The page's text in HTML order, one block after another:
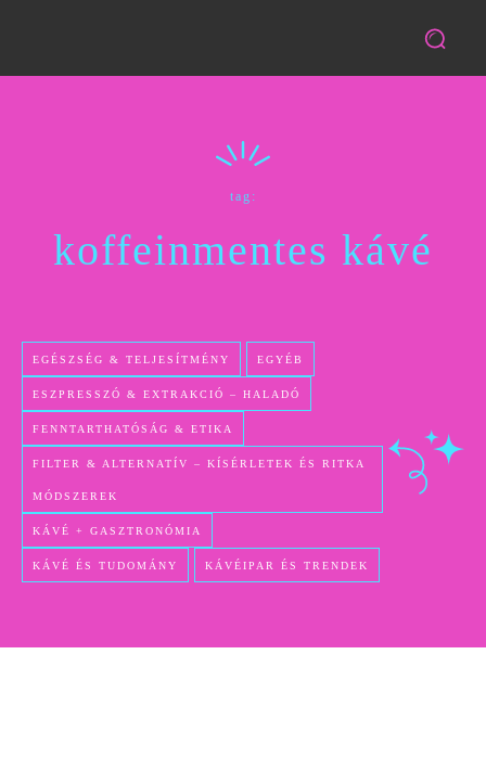
tag:
koffeinmentes kávé
EGÉSZSÉG & TELJESÍTMÉNY EGYÉB
ESZPRESSZÓ & EXTRAKCIÓ – HALADÓ
FENNTARTHATÓSÁG & ETIKA
FILTER & ALTERNATÍV – KÍSÉRLETEK ÉS RITKA
MÓDSZEREK
KÁVÉ + GASZTRONÓMIA
KÁVÉ ÉS TUDOMÁNY KÁVÉIPAR ÉS TRENDEK